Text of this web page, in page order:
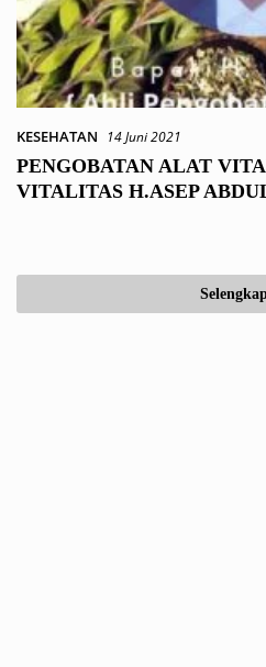
KESEHATAN 14 Juni 2021
PENGOBATAN ALAT
VITALITAS H.ASEP